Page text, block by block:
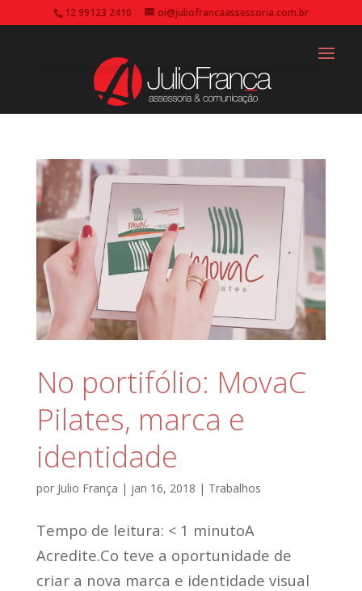
12 99123 2410 oi@juliofrancaassessoria.com.br
No portifólio: MovaC
Pilates, marca e
identidade
por Julio França | jan 16, 2018 | Trabalhos
Tempo de leitura: < 1 minutoA
Acredite.Co teve a oportunidade de
criar a nova marca e identidade visual